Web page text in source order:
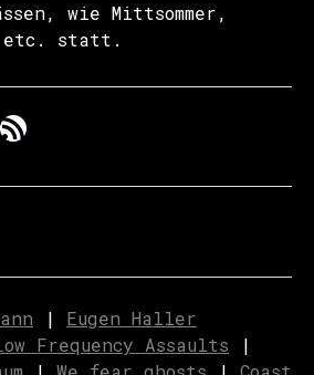
wie Mittsommer,
etc. statt.
| Eugen Haller
Frequency Assaults |